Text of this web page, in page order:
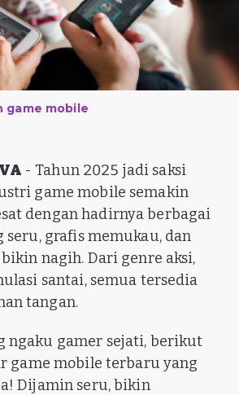
game mobile
- Tahun 2025 jadi saksi
game mobile semakin
dengan hadirnya berbagai
grafis memukau, dan
nagih. Dari genre aksi,
santai, semua tersedia
tangan.
ngaku gamer sejati, berikut
game mobile terbaru yang
Dijamin seru, bikin